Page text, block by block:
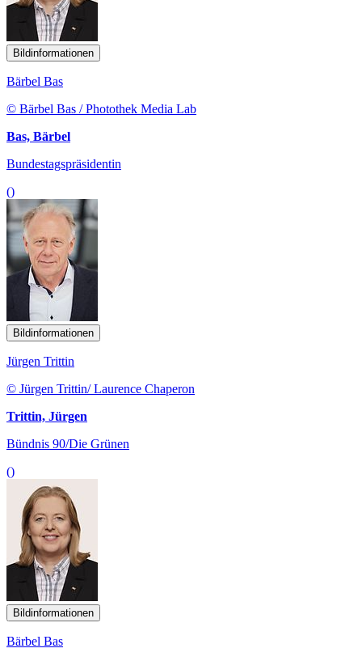
Bildinformationen
Bärbel Bas
© Bärbel Bas / Photothek Media Lab
Bas, Bärbel
Bundestagspräsidentin
()
Bildinformationen
Jürgen Trittin
© Jürgen Trittin/ Laurence Chaperon
Trittin, Jürgen
Bündnis 90/Die Grünen
()
Bildinformationen
Bärbel Bas